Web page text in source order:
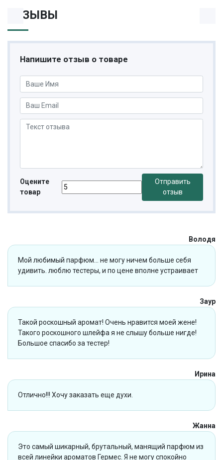
ОТЗЫВЫ
Напишите отзыв о товаре
Оцените
товар
Отправить
отзыв
Володя
Мой любимый парфюм... не могу ничем больше себя
удивить. люблю тестеры, и по цене вполне устраивает
Заур
Такой роскошный аромат! Очень нравится моей жене!
Такого роскошного шлейфа я не слышу больше нигде!
Большое спасибо за тестер!
Ирина
Отлично!!! Хочу заказать еще духи.
Жанна
Это самый шикарный, брутальный, манящий парфюм из
всей линейки ароматов Гермес. Я не могу спокойно